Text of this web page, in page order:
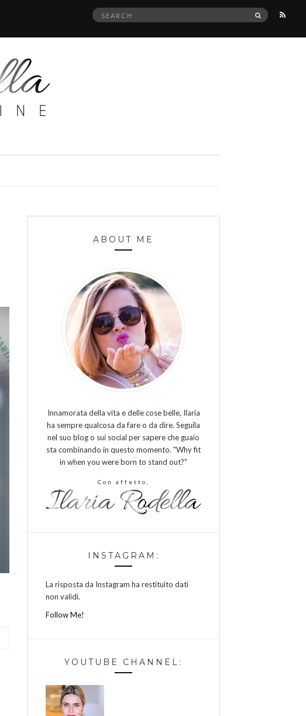
Search
SEARCH
ABOUT ME
Innamorata della vita e delle cose belle, Ilaria
ha sempre qualcosa da fare o da dire. Seguila
nel suo blog o sui social per sapere che guaio
sta combinando in questo momento. "Why fit
in when you were born to stand out?"
Con affetto,
INSTAGRAM:
La risposta da Instagram ha restituito dati
non validi.
Follow Me!
YOUTUBE CHANNEL: